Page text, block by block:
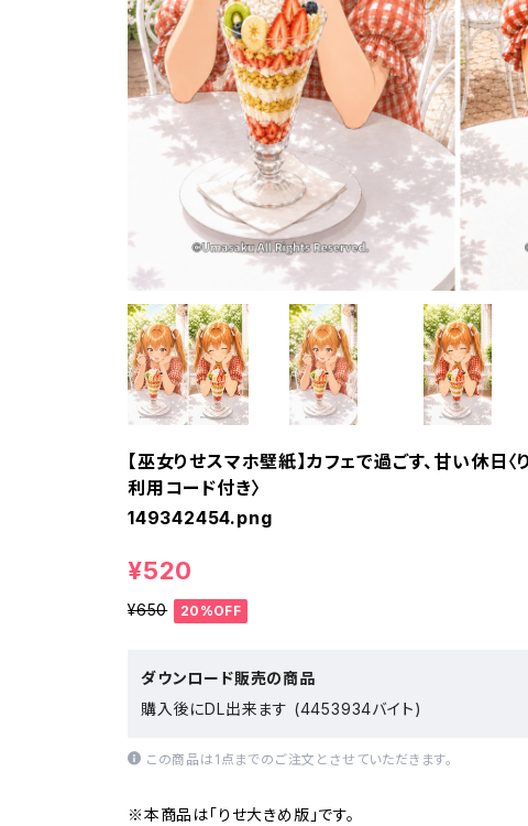
【巫女りせスマホ壁紙】カフェで過ごす、甘い休日〈
利用コード付き〉
149342454.png
¥520
¥650 20%OFF
ダウンロード販売の商品
購入後にDL出来ます (4453934バイト)
この商品は1点までのご注文とさせていただきます。
※本商品は「りせ大きめ版」です。